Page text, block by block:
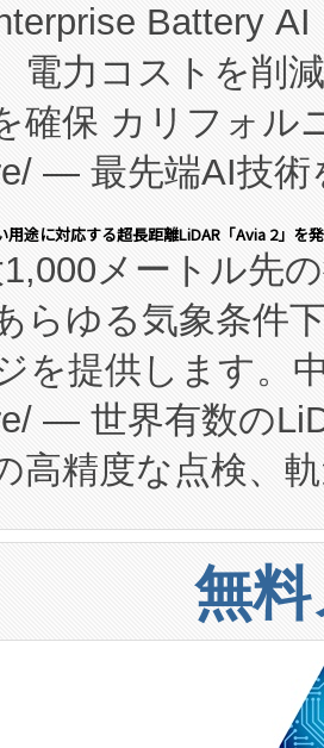
イオ医薬品製造
ドバッチ施設の
プライチェーン
張性が高く、持
活用した現地生
の費用負担を大
大幅に拡大する
Continuous
は、施設設計・
移転および知的
ニングカリキュ
用化段階におけ
び立ち上げ調整
のバイオ
品について、自
Battery
電力コストを削
確保 カリフォル
— 最先端AI技術
・アンド：本社
平）と、エンタ
は、日本にあ
貯蔵システム（
自のAI搭載プラ
入、運用に至る
し、確保する事
データセンター
きな負担をかけ
軽減という課題
速にし、ピーク
途に対応する超長距離LiDAR「Avia 2」を
メートル先
らゆる気象条件
を提供します。
— 世界有数の
高精度な点検、
おけるバルク材
「Avia 2」を発
、1,000メート
を切り替えるこ
などの細かな対
無